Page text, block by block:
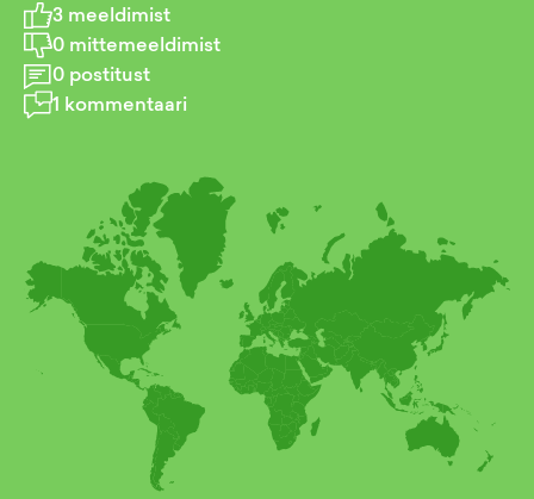
3 meeldimist
0 mittemeeldimist
0 postitust
1 kommentaari